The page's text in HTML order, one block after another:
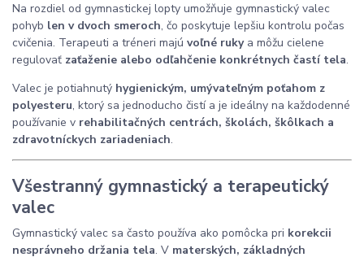
Na rozdiel od gymnastickej lopty umožňuje gymnastický valec
pohyb len v dvoch smeroch, čo poskytuje lepšiu kontrolu počas
cvičenia. Terapeuti a tréneri majú voľné rukya môžu cielene
regulovať zaťaženie alebo odľahčenie konkrétnych častí tela.
Valec je potiahnutý hygienickým, umývateľným poťahom z
polyesteru, ktorý sa jednoducho čistí a je ideálny na každodenné
používanie v rehabilitačných centrách, školách, škôlkach a
zdravotníckych zariadeniach.
Všestranný gymnastický a terapeutický
valec
Gymnastický valec sa často používa ako pomôcka pri korekcii
nesprávneho držania tela. V materských, základných